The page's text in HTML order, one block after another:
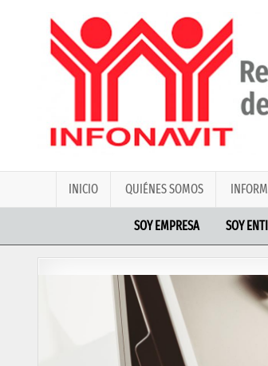
INICIO QUIÉNES SOMOS
SOY EMPRESA SOY